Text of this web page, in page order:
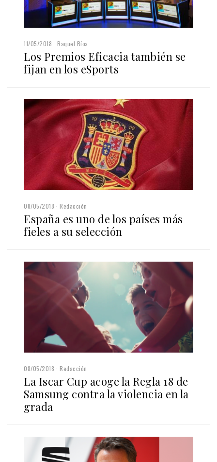
11/05/2018 Raquel Ríos
Los Premios Eficacia también se
fijan en los eSports
08/05/2018 Redacción
España es uno de los países más
fieles a su selección
08/05/2018 Redacción
La Iscar Cup acoge la Regla 18 de
Samsung contra la violencia en la
grada